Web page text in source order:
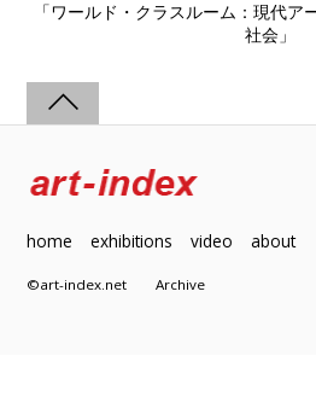
「ワールド・クラスルーム：現代ア
社会」
home exhibitions video about
©art-index.netArchive